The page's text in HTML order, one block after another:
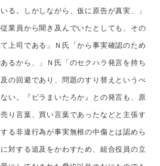
る。しかしながら、仮に原告が真実、」
業員から聞き及んでいたとしても、その
上司である」Ｎ氏「から事実確認のため
るから、」Ｎ氏「のセクハラ発言を持ち
の回避であり、問題のすり替えというべ
い。『ビラまいたろか』との発言も、原
り言葉、買い言葉であったなどと主張す
る非違行為が事実無根の中傷とは認めら
対する追及をかわすため、組合役員の立